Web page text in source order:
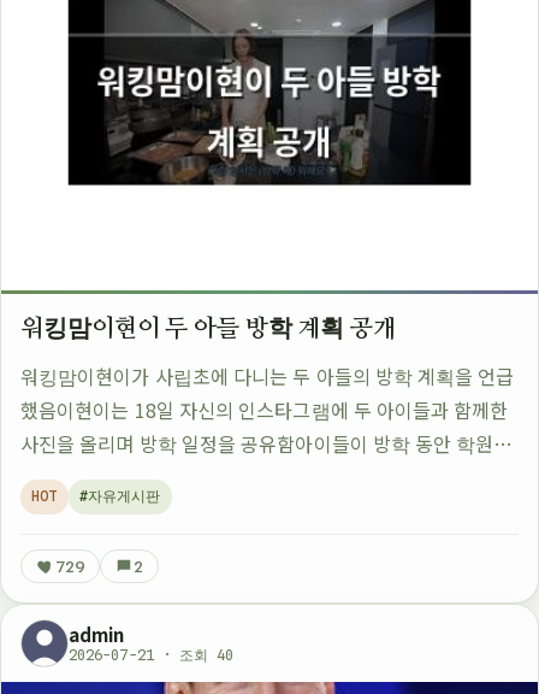
워킹맘이현이 두 아들 방학 계획 공개
워킹맘이현이가 사립초에 다니는 두 아들의 방학 계획을 언급
했음이현이는 18일 자신의 인스타그램에 두 아이들과 함께한
사진을 올리며 방학 일정을 공유함아이들이 방학 동안 학원이
나 놀이터 등 다양한 활동을 할 예정이라고 밝힘특히 첫째 아
이는 영어와 수학 과정을 듣고 둘째는…
HOT #자유게시판
729 2
admin
2026-07-21 · 조회 40